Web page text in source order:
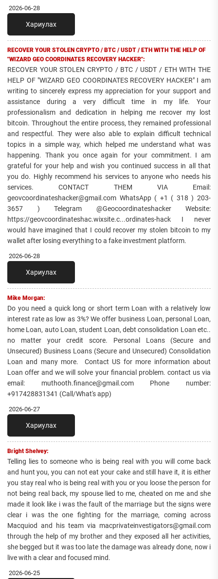
2026-06-28
Хариулах
RECOVER YOUR STOLEN CRYPTO / BTC / USDT / ETH WITH THE HELP OF
"WIZARD GEO COORDINATES RECOVERY HACKER":
RECOVER YOUR STOLEN CRYPTO / BTC / USDT / ETH WITH THE
HELP OF "WIZARD GEO COORDINATES RECOVERY HACKER" I am
writing to sincerely express my appreciation for your support and
assistance during a very difficult time in my life. Your
professionalism and dedication in helping me recover my lost
bitcoin. Throughout the entire process, they remained professional
and respectful. They were also able to explain difficult technical
topics in a simple way, which helped me understand what was
happening. Thank you once again for your commitment. I am
grateful for your help and wish you continued success in all that
you do. Highly recommend his services to anyone who needs his
services. CONTACT THEM VIA Email:
geovcoordinateshacker@gmail.com WhatsApp ( +1 ( 318 ) 203-
3657 ) Telegram @Geocoordinateshacker Website:
https://geovcoordinateshac.wixsite.c...ordinates-hack I never
would have imagined that I could recover my stolen bitcoin to my
wallet after losing everything to a fake investment platform.
2026-06-28
Хариулах
Mike Morgan:
Do you need a quick long or short term Loan with a relatively low
interest rate as low as 3%? We offer business Loan, personal Loan,
home Loan, auto Loan, student Loan, debt consolidation Loan etc..
no matter your credit score. Personal Loans (Secure and
Unsecured) Business Loans (Secure and Unsecured) Consolidation
Loan and many more. Contact US for more information about
Loan offer and we will solve your financial problem. contact us via
email: muthooth.finance@gmail.com Phone number:
+917428831341 (Call/What's app)
2026-06-27
Хариулах
Bright Shelvey:
Telling lies to someone who is being real with you will come back
and hunt you, you can not eat your cake and still have it, it is either
you stay real who is being real with you or you loose the person for
not being real back, my spouse lied to me, cheated on me and she
made it look like i was the fault of the marriage but the signs were
clear i was the one fighting for the marriage, coming across
Macquiod and his team via macprivateinvestigators@gmail.com
through the help of my brother and they exposed all her activities,
she begged but it was too late the damage was already done, now i
live with a clear and focused mind.
2026-06-25